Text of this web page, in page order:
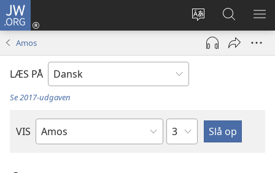
JW.ORG
Vælg
sprog
Log
på
(åbner
vindue)
Søg
på
JW.ORG
VIS
Amos
LÆS PÅ
Se 2017-udgaven
VIS
Bibelbog
Kapitel